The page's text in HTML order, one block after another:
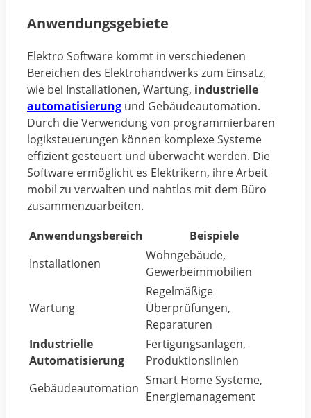
Anwendungsgebiete
Elektro Software kommt in verschiedenen
Bereichen des Elektrohandwerks zum Einsatz,
wie bei Installationen, Wartung, industrielle
automatisierung und Gebäudeautomation.
Durch die Verwendung von programmierbaren
logiksteuerungen können komplexe Systeme
effizient gesteuert und überwacht werden. Die
Software ermöglicht es Elektrikern, ihre Arbeit
mobil zu verwalten und nahtlos mit dem Büro
zusammenzuarbeiten.
Anwendungsbereich
Beispiele
Installationen
Wohngebäude,
Gewerbeimmobilien
Wartung
Regelmäßige
Überprüfungen,
Reparaturen
Industrielle
Automatisierung
Fertigungsanlagen,
Produktionslinien
Gebäudeautomation
Smart Home Systeme,
Energiemanagement